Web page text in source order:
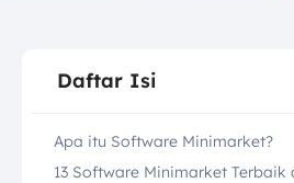
Daftar Isi
Apa itu Software Minimarket?
13 Software Minimarket Terbaik